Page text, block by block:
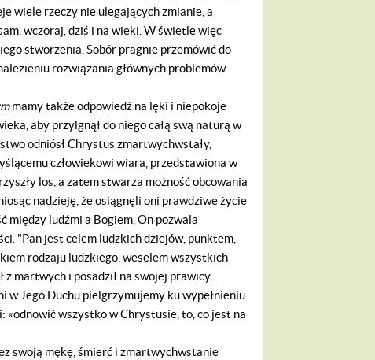
wiele rzeczy nie ulegających zmianie, a
wczoraj, dziś i na wieki. W świetle więc
stworzenia, Sobór pragnie przemówić do
rozwiązania głównych problemów
mamy także odpowiedź na lęki i niepokoje
aby przylgnął do niego całą swą naturą w
odniósł Chrystus zmartwychwstały,
człowiekowi wiara, przedstawiona w
los, a zatem stwarza możność obcowania
nadzieję, że osiągnęli oni prawdziwe życie
między ludźmi a Bogiem, On pozwala
"Pan jest celem ludzkich dziejów, punktem,
rodzaju ludzkiego, weselem wszystkich
martwych i posadził na swojej prawicy,
w Jego Duchu pielgrzymujemy ku wypełnieniu
«odnowić wszystko w Chrystusie, to, co jest na
swoją mękę, śmierć i zmartwychwstanie